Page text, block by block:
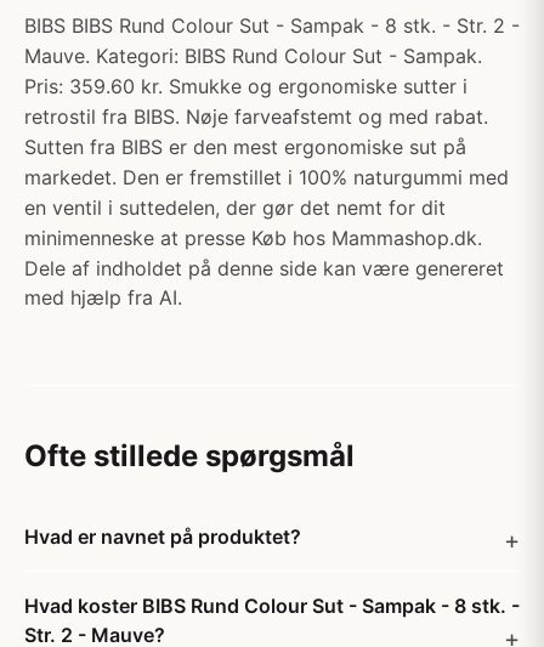
BIBS BIBS Rund Colour Sut - Sampak - 8 stk. - Str. 2 -
Mauve. Kategori: BIBS Rund Colour Sut - Sampak.
Pris: 359.60 kr. Smukke og ergonomiske sutter i
retrostil fra BIBS. Nøje farveafstemt og med rabat.
Sutten fra BIBS er den mest ergonomiske sut på
markedet. Den er fremstillet i 100% naturgummi med
en ventil i suttedelen, der gør det nemt for dit
minimenneske at presse Køb hos Mammashop.dk.
Dele af indholdet på denne side kan være genereret
med hjælp fra AI.
Ofte stillede spørgsmål
Hvad er navnet på produktet?
Hvad koster BIBS Rund Colour Sut - Sampak - 8 stk. -
Str. 2 - Mauve?